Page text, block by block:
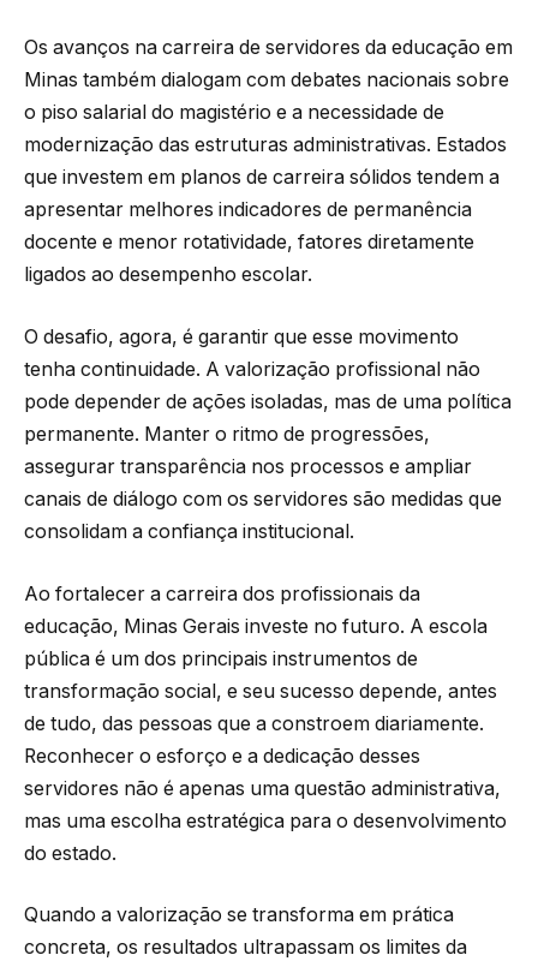
Os avanços na carreira de servidores da educação em
Minas também dialogam com debates nacionais sobre
o piso salarial do magistério e a necessidade de
modernização das estruturas administrativas. Estados
que investem em planos de carreira sólidos tendem a
apresentar melhores indicadores de permanência
docente e menor rotatividade, fatores diretamente
ligados ao desempenho escolar.
O desafio, agora, é garantir que esse movimento
tenha continuidade. A valorização profissional não
pode depender de ações isoladas, mas de uma política
permanente. Manter o ritmo de progressões,
assegurar transparência nos processos e ampliar
canais de diálogo com os servidores são medidas que
consolidam a confiança institucional.
Ao fortalecer a carreira dos profissionais da
educação, Minas Gerais investe no futuro. A escola
pública é um dos principais instrumentos de
transformação social, e seu sucesso depende, antes
de tudo, das pessoas que a constroem diariamente.
Reconhecer o esforço e a dedicação desses
servidores não é apenas uma questão administrativa,
mas uma escolha estratégica para o desenvolvimento
do estado.
Quando a valorização se transforma em prática
concreta, os resultados ultrapassam os limites da